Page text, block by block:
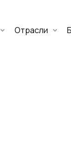
Отрасли